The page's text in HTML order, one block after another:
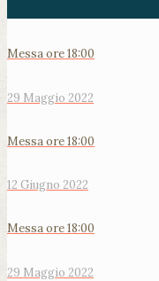
Messa ore 18:00
29 Maggio 2022
Messa ore 18:00
12 Giugno 2022
Messa ore 18:00
29 Maggio 2022